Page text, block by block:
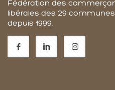
Fédération des
libérales des 29
depuis 1999.